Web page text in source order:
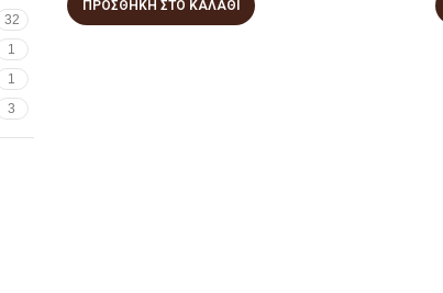
32
1
1
3
ΠΡΟΣΘΉΚΗ ΣΤΟ ΚΑΛΆΘΙ